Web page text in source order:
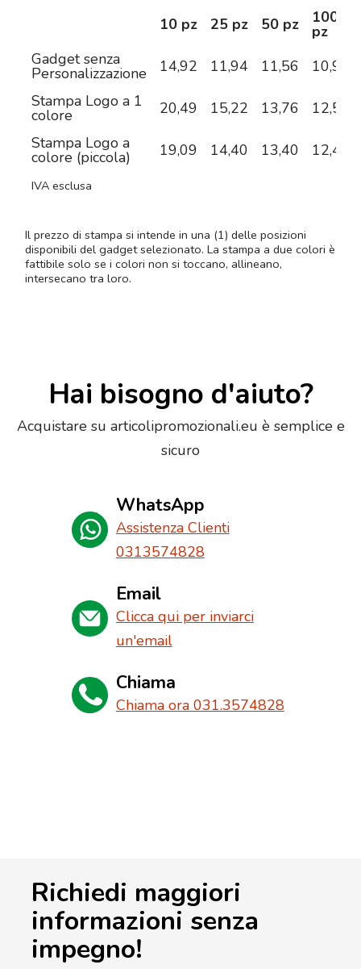
10 pz 25 pz 50 pz 100
pz
Gadget senza
Personalizzazione 14,92 11,94 11,56
10,97
Stampa Logo a 1
colore 20,49 15,22 13,76
12,59
Stampa Logo a
colore (piccola) 19,09 14,40 13,40 12,41
IVA esclusa
Il prezzo di stampa si intende in una (1) delle posizioni
disponibili del gadget selezionato. La stampa a due colori è
fattibile solo se i colori non si toccano, allineano,
intersecano tra loro.
Hai bisogno d'aiuto?
Acquistare su articolipromozionali.eu è semplice e
sicuro
WhatsApp
Assistenza Clienti
0313574828
Email
Clicca qui per inviarci
un'email
Chiama
Chiama ora 031.3574828
Richiedi maggiori
informazioni senza
impegno!